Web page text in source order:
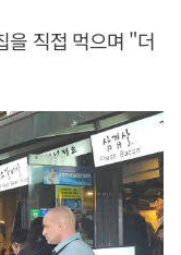
을 직접 먹으며 "더